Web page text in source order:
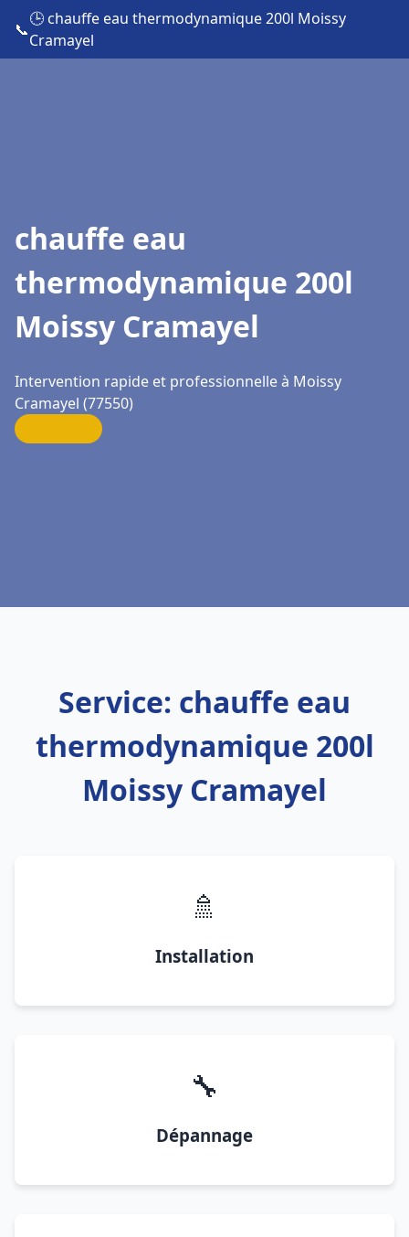
📞
🕒 chauffe eau thermodynamique 200l Moissy
Cramayel
chauffe eau
thermodynamique 200l
Moissy Cramayel
Intervention rapide et professionnelle à Moissy
Cramayel (77550)
Service: chauffe eau
thermodynamique 200l
Moissy Cramayel
🚿
Installation
🔧
Dépannage